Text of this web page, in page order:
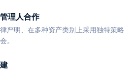
理人合作
严明、在多种资产类别上采用独特策略
。